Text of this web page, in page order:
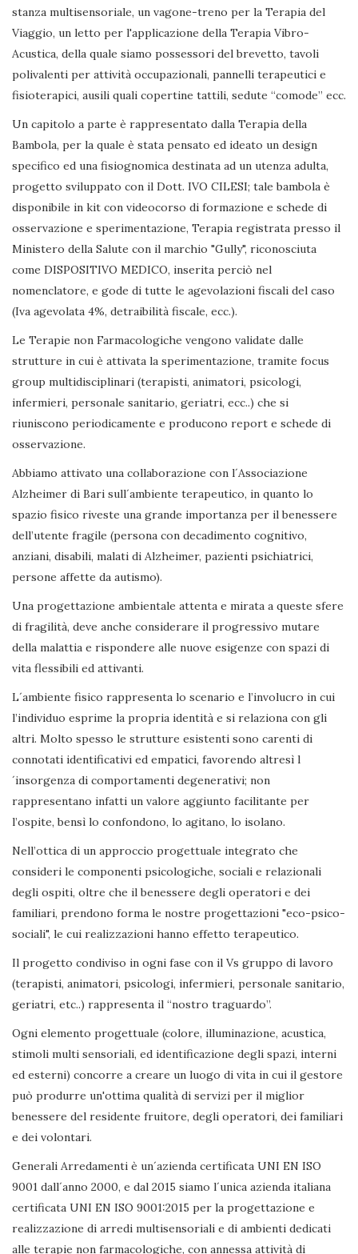
stanza multisensoriale, un vagone-treno per la Terapia del
Viaggio, un letto per l'applicazione della Terapia Vibro-
Acustica, della quale siamo possessori del brevetto, tavoli
polivalenti per attività occupazionali, pannelli terapeutici e
fisioterapici, ausili quali copertine tattili, sedute “comode” ecc.
Un capitolo a parte è rappresentato dalla Terapia della
Bambola, per la quale è stata pensato ed ideato un design
specifico ed una fisiognomica destinata ad un utenza adulta,
progetto sviluppato con il Dott. IVO CILESI; tale bambola è
disponibile in kit con videocorso di formazione e schede di
osservazione e sperimentazione, Terapia registrata presso il
Ministero della Salute con il marchio "Gully", riconosciuta
come DISPOSITIVO MEDICO, inserita perciò nel
nomenclatore, e gode di tutte le agevolazioni fiscali del caso
(Iva agevolata 4%, detraibilità fiscale, ecc.).
Le Terapie non Farmacologiche vengono validate dalle
strutture in cui è attivata la sperimentazione, tramite focus
group multidisciplinari (terapisti, animatori, psicologi,
infermieri, personale sanitario, geriatri, ecc..) che si
riuniscono periodicamente e producono report e schede di
osservazione.
Abbiamo attivato una collaborazione con l´Associazione
Alzheimer di Bari sull´ambiente terapeutico, in quanto lo
spazio fisico riveste una grande importanza per il benessere
dell’utente fragile (persona con decadimento cognitivo,
anziani, disabili, malati di Alzheimer, pazienti psichiatrici,
persone affette da autismo).
Una progettazione ambientale attenta e mirata a queste sfere
di fragilità, deve anche considerare il progressivo mutare
della malattia e rispondere alle nuove esigenze con spazi di
vita flessibili ed attivanti.
L´ambiente fisico rappresenta lo scenario e l’involucro in cui
l’individuo esprime la propria identità e si relaziona con gli
altri. Molto spesso le strutture esistenti sono carenti di
connotati identificativi ed empatici, favorendo altresì l
´insorgenza di comportamenti degenerativi; non
rappresentano infatti un valore aggiunto facilitante per
l’ospite, bensì lo confondono, lo agitano, lo isolano.
Nell’ottica di un approccio progettuale integrato che
consideri le componenti psicologiche, sociali e relazionali
degli ospiti, oltre che il benessere degli operatori e dei
familiari, prendono forma le nostre progettazioni "eco-psico-
sociali", le cui realizzazioni hanno effetto terapeutico.
Il progetto condiviso in ogni fase con il Vs gruppo di lavoro
(terapisti, animatori, psicologi, infermieri, personale sanitario,
geriatri, etc..) rappresenta il “nostro traguardo”.
Ogni elemento progettuale (colore, illuminazione, acustica,
stimoli multi sensoriali, ed identificazione degli spazi, interni
ed esterni) concorre a creare un luogo di vita in cui il gestore
può produrre un'ottima qualità di servizi per il miglior
benessere del residente fruitore, degli operatori, dei familiari
e dei volontari.
Generali Arredamenti è un´azienda certificata UNI EN ISO
9001 dall´anno 2000, e dal 2015 siamo l´unica azienda italiana
certificata UNI EN ISO 9001:2015 per la progettazione e
realizzazione di arredi multisensoriali e di ambienti dedicati
alle terapie non farmacologiche, con annessa attività di